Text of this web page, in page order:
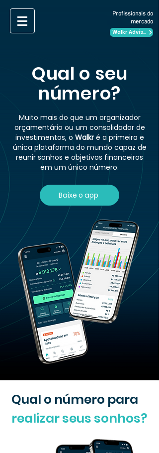
Profissionais do
mercado
Walkr Advisor
Qual o seu
número?
Muito mais do que um organizador
orçamentário ou um consolidador de
investimentos, o Walkré a primeira e
única plataforma do mundo capaz de
reunir sonhos e objetivos financeiros
em um único número.
Baixe o app
Qual o número para
realizar seus sonhos?